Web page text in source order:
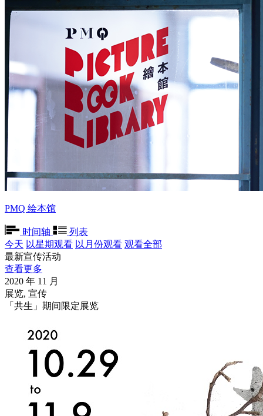
PMQ 绘本馆
时间轴
列表
今天 以星期观看 以月份观看 观看全部
最新宣传活动
查看更多
2020 年 11 月
展览, 宣传
「共生」期间限定展览